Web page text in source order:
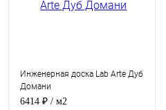
Инженерная доска Lab Arte Дуб
Домани
6414 ₽ / м2